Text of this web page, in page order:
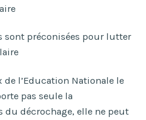
sont préconisées pour lutter
l’Education Nationale le
pas seule la
du décrochage, elle ne peut